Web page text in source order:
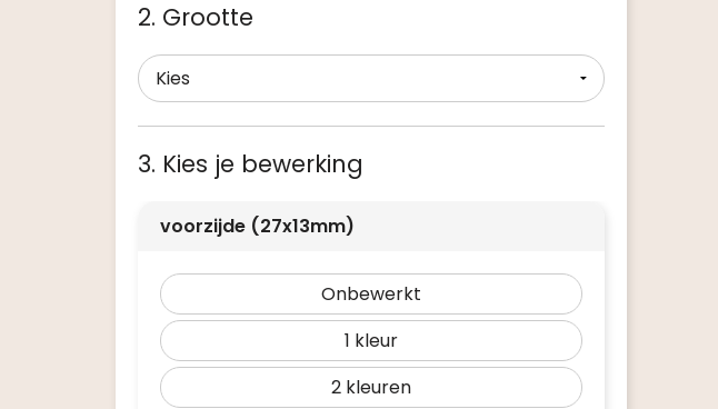
2. Grootte
3. Kies je bewerking
voorzijde (27x13mm)
Onbewerkt
1
2